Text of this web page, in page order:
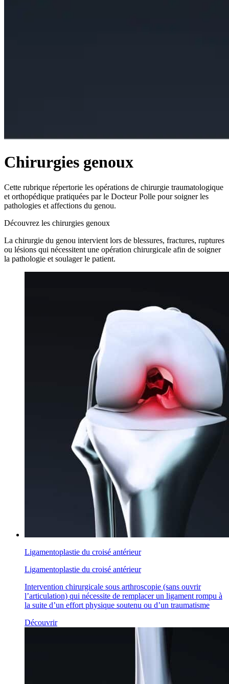
Chirurgies genoux
Cette rubrique répertorie les opérations de chirurgie traumatologique
et orthopédique pratiquées par le Docteur Polle pour soigner les
pathologies et affections du genou.
Découvrez les chirurgies genoux
La chirurgie du genou intervient lors de blessures, fractures, ruptures
ou lésions qui nécessitent une opération chirurgicale afin de soigner
la pathologie et soulager le patient.
Ligamentoplastie du croisé antérieur
Ligamentoplastie du croisé antérieur
Intervention chirurgicale sous arthroscopie (sans ouvrir
l’articulation) qui nécessite de remplacer un ligament rompu à
la suite d’un effort physique soutenu ou d’un traumatisme
Découvrir